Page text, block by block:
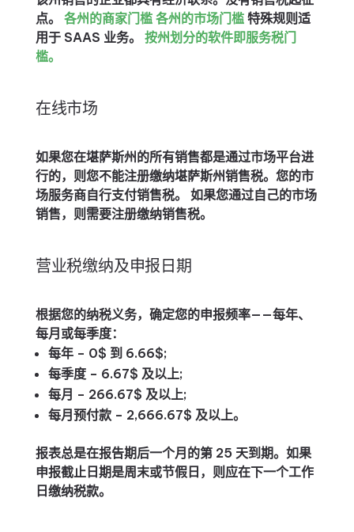
点。 各州的商家门槛 各州的市场门槛特殊规则适
用于 SAAS 业务。 按州划分的软件即服务税门
槛。
在线市场
如果您在堪萨斯州的所有销售都是通过市场平台进
行的，则您不能注册缴纳堪萨斯州销售税。您的市
场服务商自行支付销售税。 如果您通过自己的市场
销售，则需要注册缴纳销售税。
营业税缴纳及申报日期
根据您的纳税义务，确定您的申报频率——每年、
每月或每季度：
每年 – 0$ 到 6.66$;
每季度 – 6.67$ 及以上;
每月 – 266.67$ 及以上;
每月预付款 – 2,666.67$ 及以上。
报表总是在报告期后一个月的第 25 天到期。如果
申报截止日期是周末或节假日，则应在下一个工作
日缴纳税款。